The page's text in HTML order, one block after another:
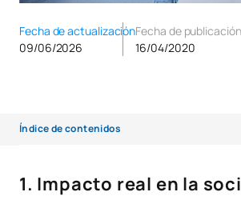
Fecha de actualización
09/06/2026
Fecha de publicación
16/04/2020
Índice de contenidos
Innovación constante y aprendizaje continuo
1. Impacto real en la